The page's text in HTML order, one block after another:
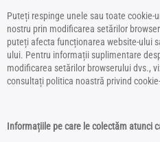
Puteți respinge unele sau toate cookie-
nostru prin modificarea setărilor
puteți afecta funcționarea website-ului
ului. Pentru informații suplimentare
modificarea setărilor browserului dvs.,
consultați politica noastră privind
Informațiile pe care le colectăm atunci